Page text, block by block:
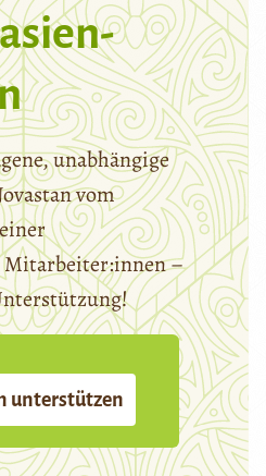
unabhängige
vom
–
unterstützen